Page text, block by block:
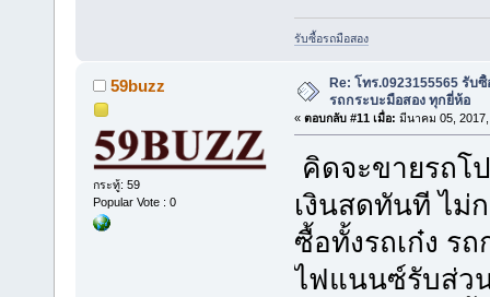
รับซื้อรถมือสอง
59buzz
กระทู้: 59
Popular Vote : 0
Re: โทร.0923155565 รับ
รถกระบะมือสอง ทุกยี่ห้อ
« ตอบกลับ #11 เมื่อ: มีนาคม 05,
คิดจะขายรถโ
เงินสดทันที ไม่
ซื้อทั้งรถเก๋ง ร
ไฟแนนซ์รับส่ว